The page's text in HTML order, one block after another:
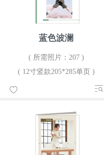
蓝色波澜
( 所需照片：207 )
( 12寸竖款205*285单页 )